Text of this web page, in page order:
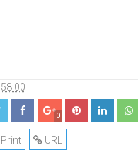
0
URL
Print